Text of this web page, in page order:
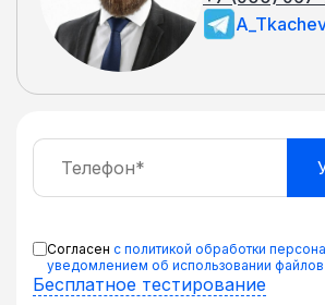
Согласен с политикой обработки
уведомлением об использовании файлов
Бесплатное тестирование